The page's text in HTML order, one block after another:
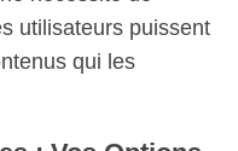
utilisateurs puissent
qui les